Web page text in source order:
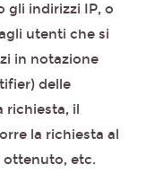
gli indirizzi IP, o
utenti che si
in notazione
delle
richiesta, il
la richiesta al
ottenuto, etc.